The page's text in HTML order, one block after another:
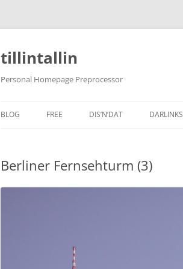
tillintallin
Personal Homepage Preprocessor
BLOG FREE DIS’N’DAT DARLINKS
Berliner Fernsehturm (3)